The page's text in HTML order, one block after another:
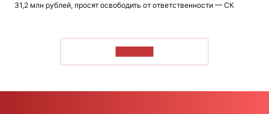
31,2 млн рублей, просят освободить от ответственности — СК